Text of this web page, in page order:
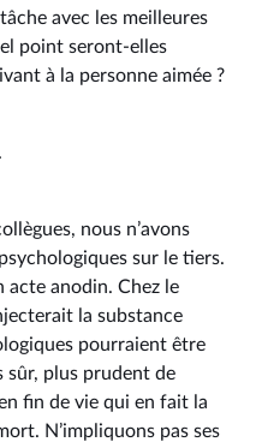
avec les meilleures
point seront-elles
à la personne aimée ?
nous n’avons
sur le tiers.
acte anodin. Chez le
la substance
pourraient être
sûr, plus prudent de
fin de vie qui en fait la
N’impliquons pas ses